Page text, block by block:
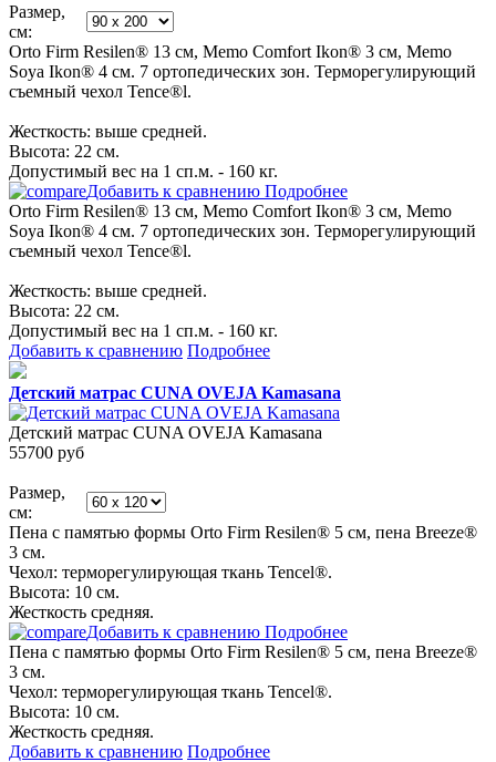
Размер,
см:
Orto Firm Resilen® 13 см, Memo Comfort Ikon® 3 см, Memo
Soya Ikon® 4 см. 7 ортопедических зон. Терморегулирующий
съемный чехол Tence®l.
Жесткость: выше средней.
Высота: 22 см.
Допустимый вес на 1 сп.м. - 160 кг.
Добавить к сравнению Подробнее
Orto Firm Resilen® 13 см, Memo Comfort Ikon® 3 см, Memo
Soya Ikon® 4 см. 7 ортопедических зон. Терморегулирующий
съемный чехол Tence®l.
Жесткость: выше средней.
Высота: 22 см.
Допустимый вес на 1 сп.м. - 160 кг.
Добавить к сравнению Подробнее
Детский матрас CUNA OVEJA Kamasana
Детский матрас CUNA OVEJA Kamasana
55700 руб
Размер,
см:
Пена с памятью формы Orto Firm Resilen® 5 см, пена Breeze®
3 см.
Чехол: терморегулирующая ткань Tencel®.
Высота: 10 см.
Жесткость средняя.
Добавить к сравнению Подробнее
Пена с памятью формы Orto Firm Resilen® 5 см, пена Breeze®
3 см.
Чехол: терморегулирующая ткань Tencel®.
Высота: 10 см.
Жесткость средняя.
Добавить к сравнению Подробнее